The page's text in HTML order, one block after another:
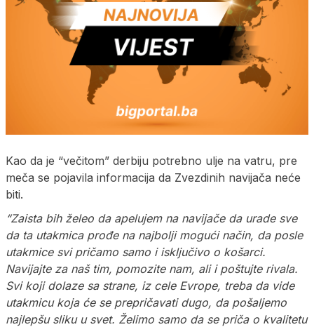
Kao da je “večitom” derbiju potrebno ulje na vatru, pre
meča se pojavila informacija da Zvezdinih navijača neće
biti.
“Zaista bih želeo da apelujem na navijače da urade sve
da ta utakmica prođe na najbolji mogući način, da posle
utakmice svi pričamo samo i isključivo o košarci.
Navijajte za naš tim, pomozite nam, ali i poštujte rivala.
Svi koji dolaze sa strane, iz cele Evrope, treba da vide
utakmicu koja će se prepričavati dugo, da pošaljemo
najlepšu sliku u svet. Želimo samo da se priča o kvalitetu